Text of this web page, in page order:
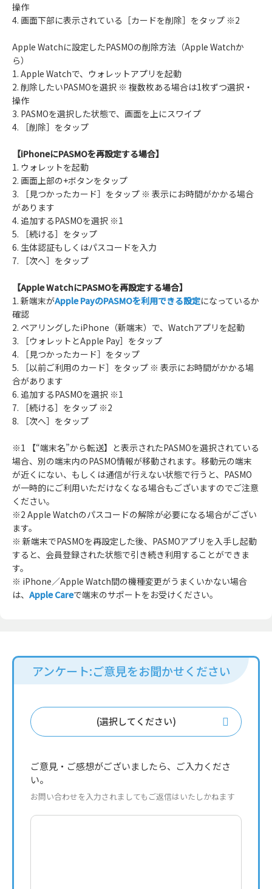
操作
4. 画面下部に表示されている［カードを削除］をタップ ※2
Apple Watchに設定したPASMOの削除方法（Apple Watchか
ら）
1. Apple Watchで、ウォレットアプリを起動
2. 削除したいPASMOを選択 ※ 複数枚ある場合は1枚ずつ選択・
操作
3. PASMOを選択した状態で、画面を上にスワイプ
4. ［削除］をタップ
【iPhoneにPASMOを再設定する場合】
1. ウォレットを起動
2. 画面上部の+ボタンをタップ
3. ［見つかったカード］をタップ ※ 表示にお時間がかかる場合
があります
4. 追加するPASMOを選択 ※1
5. ［続ける］をタップ
6. 生体認証もしくはパスコードを入力
7. ［次へ］をタップ
【Apple WatchにPASMOを再設定する場合】
1. 新端末がApple PayのPASMOを利用できる設定になっているか
確認
2. ペアリングしたiPhone（新端末）で、Watchアプリを起動
3. ［ウォレットとApple Pay］をタップ
4. ［見つかったカード］をタップ
5. ［以前ご利用のカード］をタップ ※ 表示にお時間がかかる場
合があります
6. 追加するPASMOを選択 ※1
7. ［続ける］をタップ ※2
8. ［次へ］をタップ
※1 【“端末名”から転送】と表示されたPASMOを選択されている
場合、別の端末内のPASMO情報が移動されます。移動元の端末
が近くにない、もしくは通信が行えない状態で行うと、PASMO
が一時的にご利用いただけなくなる場合もございますのでご注意
ください。
※2 Apple Watchのパスコードの解除が必要になる場合がござい
ます。
※ 新端末でPASMOを再設定した後、PASMOアプリを入手し起動
すると、会員登録された状態で引き続き利用することができま
す。
※ iPhone／Apple Watch間の機種変更がうまくいかない場合
は、 Apple Careで端末のサポートをお受けください。
アンケート:ご意見をお聞かせください
(選択してください)
ご意見・ご感想がございましたら、ご入力くださ
い。
お問い合わせを入力されましてもご返信はいたしかねます